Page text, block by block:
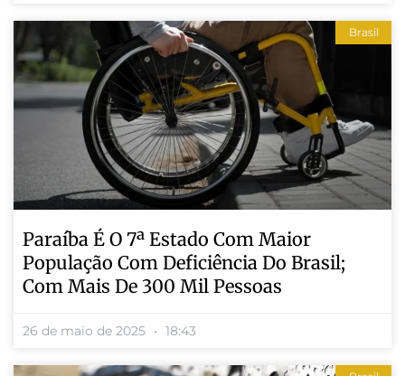
Brasil
Paraíba É O 7ª Estado Com Maior
População Com Deficiência Do Brasil;
Com Mais De 300 Mil Pessoas
26 de maio de 2025 18:43